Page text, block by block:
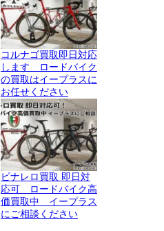
コルナゴ買取即日対応
します ロードバイク
の買取はイープラスに
お任せください
ピナレロ買取 即日対
応可 ロードバイク高
価買取中 イープラス
にご相談ください